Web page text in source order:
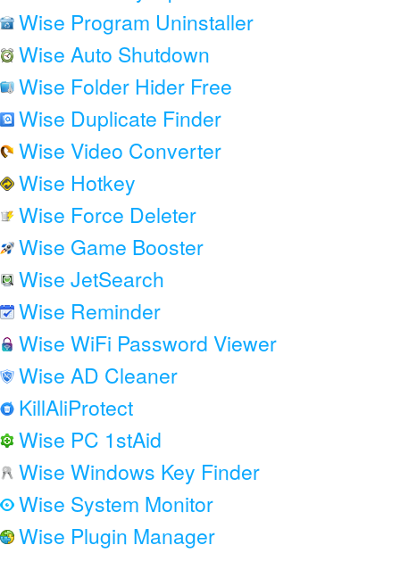
Wise Program Uninstaller
Wise Auto Shutdown
Wise Folder Hider Free
Wise Duplicate Finder
Wise Video Converter
Wise Hotkey
Wise Force Deleter
Wise Game Booster
Wise JetSearch
Wise Reminder
Wise WiFi Password Viewer
Wise AD Cleaner
KillAliProtect
Wise PC 1stAid
Wise Windows Key Finder
Wise System Monitor
Wise Plugin Manager